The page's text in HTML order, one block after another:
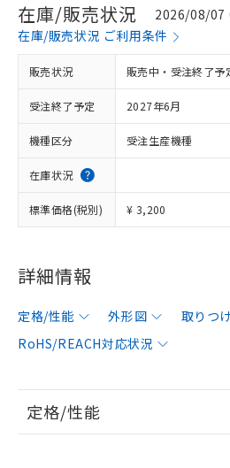
在庫/販売状況
2026/08/07
在庫/販売状況 ご利用条件
販売状況 販売中・受注終了予
受注終了予定 2027年6月
機種区分 受注生産機種
在庫状況
標準価格(税別) ¥ 3,200
詳細情報
定格/性能 外形図 取りつ
RoHS/REACH対応状況
定格/性能